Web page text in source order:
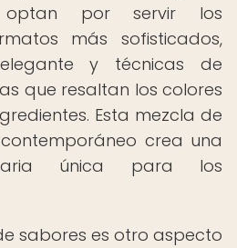
optan por servir los
más sofisticados,
y técnicas de
que resaltan los colores
Esta mezcla de
crea una
única para los
sabores es otro aspecto